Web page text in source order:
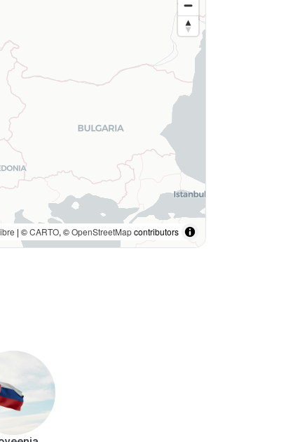
| ©CARTO, ©OpenStreetMapcontributors